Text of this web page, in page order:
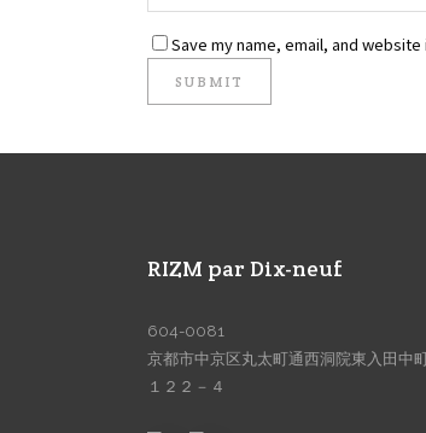
Save my name, email, and
RIZM par Dix-neuf
604-0081
京都市中京区丸太町通西洞院東入田中
１２２－４